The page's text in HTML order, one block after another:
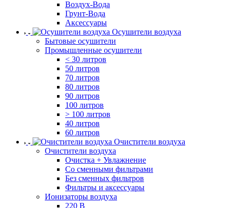
Воздух-Вода
Грунт-Вода
Аксессуары
Осушители воздуха
Бытовые осушители
Промышленные осушители
< 30 литров
50 литров
70 литров
80 литров
90 литров
100 литров
> 100 литров
40 литров
60 литров
Очистители воздуха
Очистители воздуха
Очистка + Увлажнение
Cо сменными фильтрами
Без сменных фильтров
Фильтры и аксессуары
Ионизаторы воздуха
220 В